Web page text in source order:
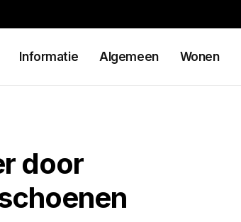
Informatie Algemeen Wonen
door